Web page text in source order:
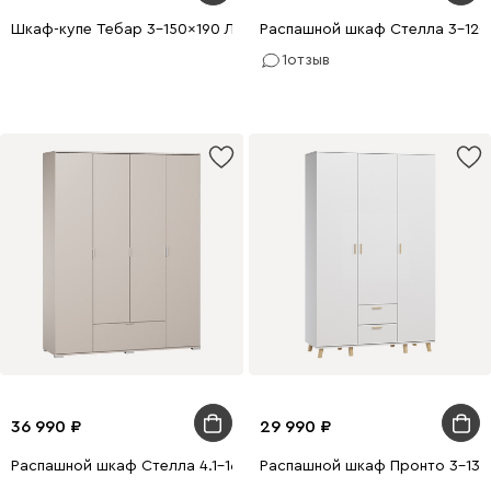
Шкаф-купе Тебар 3-150x190 Латте без зеркалРаспашной шкаф Стелла 3-
1отзыв
36 990
Распашной шкаф Стелла 4.1-160x210 Латте
29 990
Распашной шкаф Пронто 3-